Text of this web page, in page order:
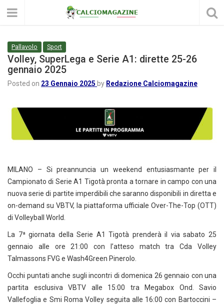
Pallavolo Sport
Volley, SuperLega e Serie A1: dirette 25-26
gennaio 2025
Posted on 23 Gennaio 2025 by Redazione Calciomagazine
MILANO – Si preannuncia un weekend entusiasmante per il
Campionato di Serie A1 Tigotà pronta a tornare in campo con una
nuova serie di partite imperdibili che saranno disponibili in diretta e
on-demand su VBTV, la piattaforma ufficiale Over-The-Top (OTT)
di Volleyball World.
La 7ª giornata della Serie A1 Tigotà prenderà il via sabato 25
gennaio alle ore 21:00 con l’atteso match tra Cda Volley
Talmassons FVG e Wash4Green Pinerolo.
Occhi puntati anche sugli incontri di domenica 26 gennaio con una
partita esclusiva VBTV alle 15:00 tra Megabox Ond. Savio
Vallefoglia e Smi Roma Volley seguita alle 16:00 con Bartoccini –